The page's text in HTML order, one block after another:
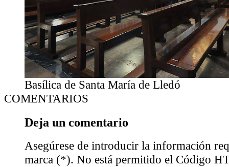
Basílica de Santa María de Lledó
COMENTARIOS
Deja un comentario
Asegúrese de introducir la información
marca (*). No está permitido el Código